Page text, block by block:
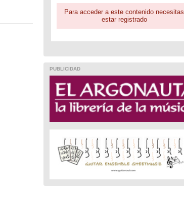
Para acceder a este contenido necesitas
estar registrado
PUBLICIDAD